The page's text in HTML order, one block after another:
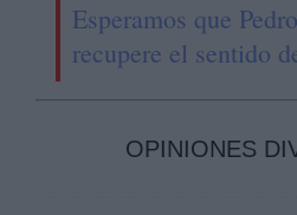
Esperamos que
recupere el sentido
OPINIONES